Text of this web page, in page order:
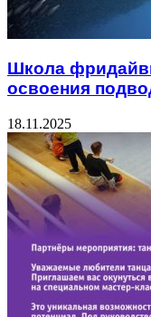
Школа
освоения
18.11.2025